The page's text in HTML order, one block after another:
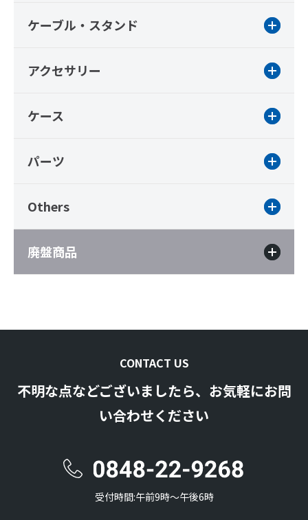
ケーブル・スタンド
アクセサリー
ケース
パーツ
Others
廃盤商品
CONTACT US
不明な点などございましたら、お気軽にお問
い合わせください
受付時間:午前9時〜午後6時